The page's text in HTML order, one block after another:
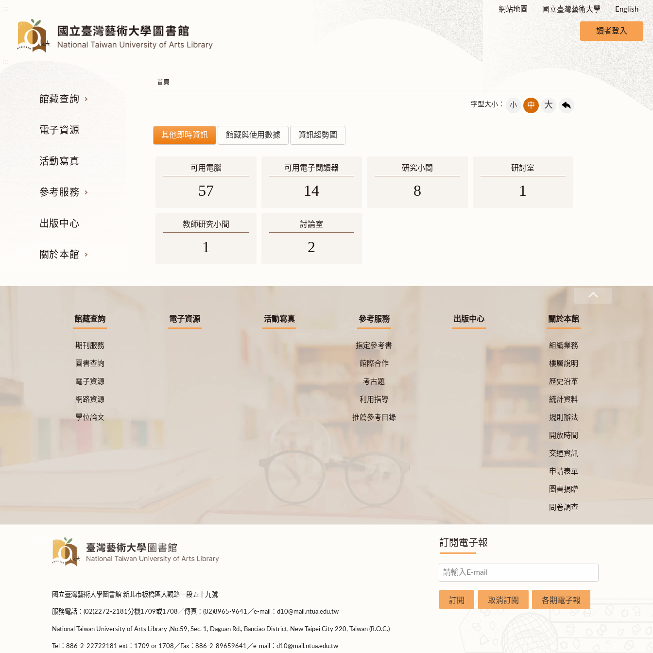
網站地圖 國立臺灣藝術大學 English
讀者登入
館藏查詢
電子資源
活動寫真
參考服務
出版中心
關於本館
首頁
字型大小： 小 中 大
其他即時資訊 館藏與使用數據 資訊趨勢圖
可用電腦
57
可用電子閱讀器
14
研究小間
8
研討室
1
教師研究小間
1
討論室
2
館藏查詢
期刊服務
圖書查詢
電子資源
網路資源
學位論文
電子資源 活動寫真 參考服務
指定參考書
館際合作
考古題
利用指導
推薦參考目錄
出版中心 關於本館
組織業務
樓層說明
歷史沿革
統計資料
規則辦法
開放時間
交通資訊
申請表單
圖書捐贈
問卷調查
國立臺灣藝術大學圖書館 新北市板橋區大觀路一段五十九號
服務電話：(02)2272-2181分機1709或1708／傳真：(02)8965-9641／e-mail：d10@mail.ntua.edu.tw
National Taiwan University of Arts Library ,No.59, Sec. 1, Daguan Rd., Banciao District, New Taipei City 220, Taiwan (R.O.C.)
Tel：886-2-22722181 ext：1709 or 1708／Fax：886-2-89659641／e-mail：d10@mail.ntua.edu.tw
訂閱電子報